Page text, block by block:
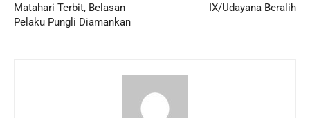
Matahari Terbit, Belasan
Pelaku Pungli Diamankan
IX/Udayana Beralih